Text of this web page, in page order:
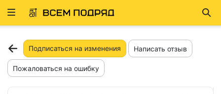
Развернуть
Подписаться на изменения Написать отзыв
Пожаловаться на ошибку